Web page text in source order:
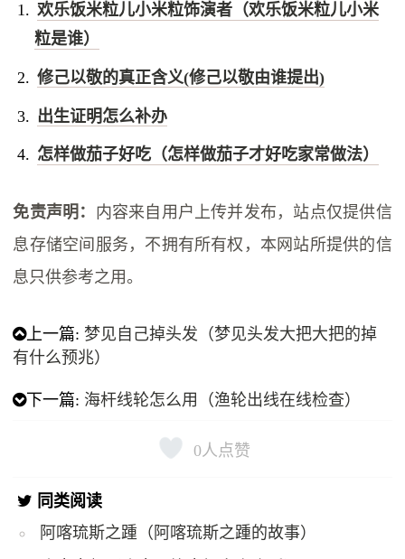
欢乐饭米粒儿小米粒饰演者（欢乐饭米粒儿小米
粒是谁）
修己以敬的真正含义(修己以敬由谁提出)
出生证明怎么补办
怎样做茄子好吃（怎样做茄子才好吃家常做法）
免责声明： 内容来自用户上传并发布，站点仅提供信
息存储空间服务，不拥有所有权，本网站所提供的信
息只供参考之用。
上一篇: 梦见自己掉头发（梦见头发大把大把的掉
有什么预兆）
下一篇: 海杆线轮怎么用（渔轮出线在线检查）
0 人点赞
同类阅读
阿喀琉斯之踵（阿喀琉斯之踵的故事）